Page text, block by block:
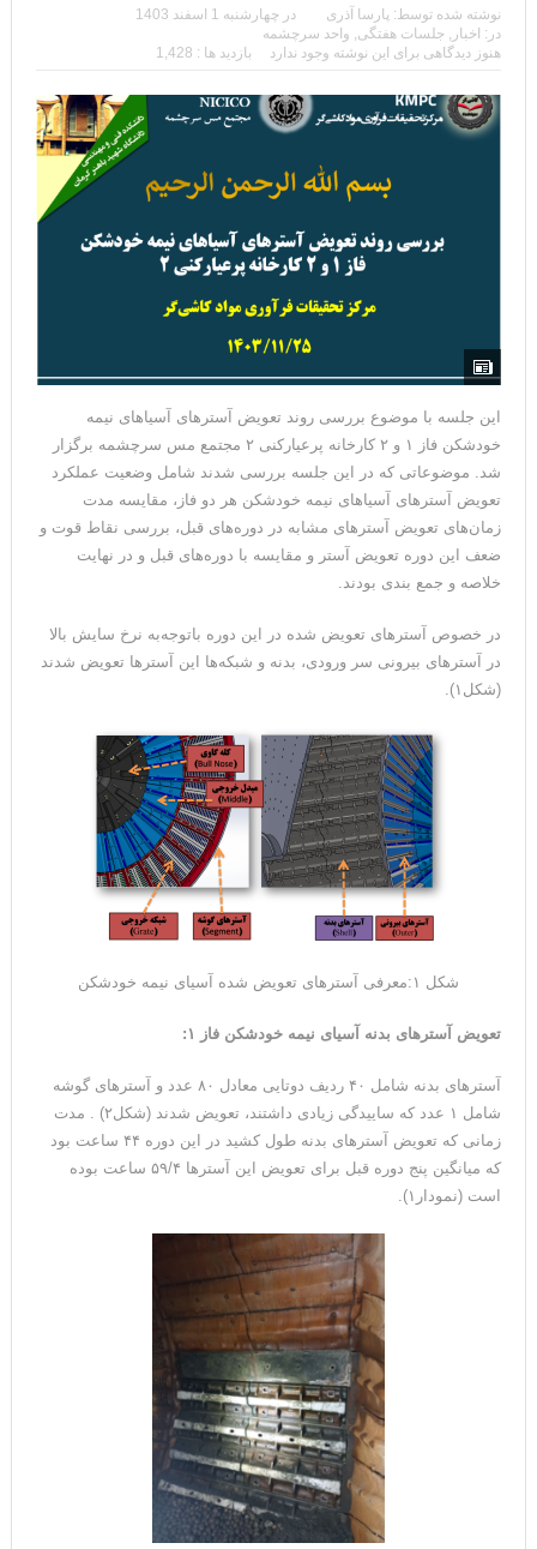
نوشته شده توسط: پارسا آذری در چهارشنبه 1 اسفند 1403
در: اخبار , جلسات هفتگی, واحد سرچشمه
هنوز دیدگاهی برای این نوشته وجود ندارد
بازدید ها : 1,428
این جلسه با موضوع بررسی روند تعویض آسترهای آسیاهای نیمه
خودشکن فاز ۱ و ۲ کارخانه پرعیارکنی ۲ مجتمع مس سرچشمه برگزار
شد. موضوعاتی که در این جلسه بررسی شدند شامل وضعیت عملکرد
تعویض آسترهای آسیاهای نیمه خودشکن هر دو فاز، مقایسه مدت
زمان‌های تعویض آسترهای مشابه در دوره‌های قبل، بررسی نقاط قوت و
ضعف این دوره تعویض آستر و مقایسه با دوره‌های قبل و در نهایت
خلاصه و جمع بندی بودند.
در خصوص آسترهای تعویض شده در این دوره باتوجه‌به نرخ سایش بالا
در آسترهای بیرونی سر ورودی، بدنه و شبکه‌ها این آسترها تعویض شدند
(شکل۱).
شکل ۱:معرفی آسترهای تعویض شده آسیای نیمه خودشکن
تعویض آسترهای بدنه آسیای نیمه خودشکن فاز ۱ :
آسترهای بدنه شامل ۴۰ ردیف دوتایی معادل ۸۰ عدد و آسترهای گوشه
شامل ۱ عدد که ساییدگی زیادی داشتند، تعویض شدند (شکل۲) . مدت
زمانی که تعویض آسترهای بدنه طول کشید در این دوره ۴۴ ساعت بود
که میانگین پنج دوره قبل برای تعویض این آسترها ۵۹/۴ ساعت بوده
است (نمودار۱).